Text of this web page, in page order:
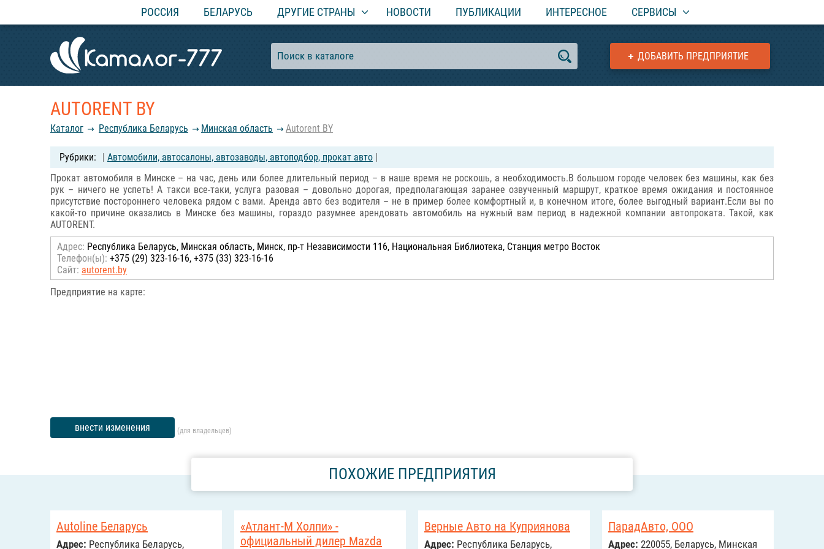
РОССИЯ БЕЛАРУСЬ ДРУГИЕ СТРАНЫ НОВОСТИ ПУБЛИКАЦИИ ИНТЕРЕСНОЕ СЕРВИСЫ
ДОБАВИТЬ ПРЕДПРИЯТИЕ
AUTORENT BY
Каталог Республика Беларусь Минская область Autorent BY
| Автомобили, автосалоны, автозаводы, автоподбор, прокат авто |
Прокат автомобиля в Минске – на час, день или более длительный период – в наше время не роскошь, а необходимость.В большом городе человек без машины, как без
рук – ничего не успеть! А такси все-таки, услуга разовая – довольно дорогая, предполагающая заранее озвученный маршрут, краткое время ожидания и постоянное
присутствие постороннего человека рядом с вами. Аренда авто без водителя – не в пример более комфортный и, в конечном итоге, более выгодный вариант.Если вы по
какой-то причине оказались в Минске без машины, гораздо разумнее арендовать автомобиль на нужный вам период в надежной компании автопроката. Такой, как
AUTORENT.
Адрес: Республика Беларусь, Минская область, Минск, пр-т Независимости 116, Национальная Библиотека, Станция метро Восток
Телефон(ы): +375 (29) 323-16-16, +375 (33) 323-16-16
Сайт: autorent.by
Предприятие на карте:
внести изменения (для владельцев)
ПОХОЖИЕ ПРЕДПРИЯТИЯ
Autoline Беларусь
Адрес: Республика Беларусь,
«Атлант-М Холпи» -
официальный дилер Mazda
Верные Авто на Куприянова
Адрес: Республика Беларусь,
ПарадАвто, ООО
Адрес: 220055, Беларусь, Минская